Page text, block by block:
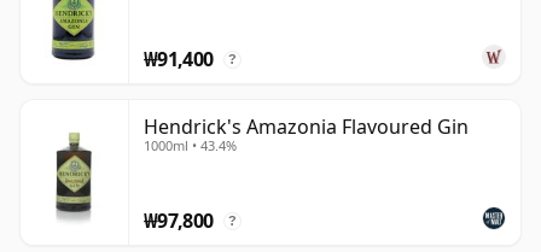
₩91,400 ?
Hendrick's Amazonia Flavoured Gin
1000ml • 43.4%
₩97,800 ?